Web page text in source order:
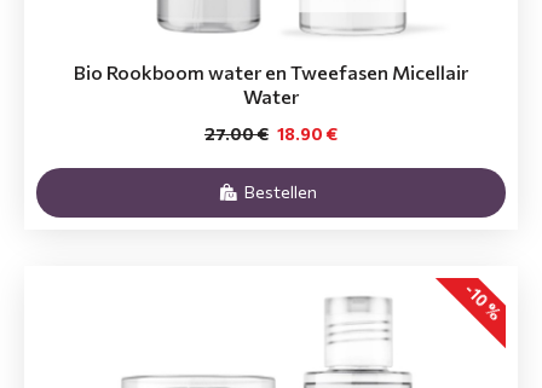
Bio Rookboom water en Tweefasen Micellair
Water
18.90 €
27.00 €
Bestellen
-10 %